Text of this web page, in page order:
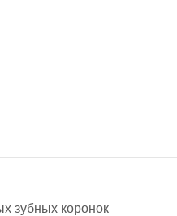
зубных коронок